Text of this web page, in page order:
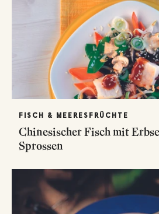
FISCH & MEERESFRÜCHTE
Chinesischer Fisch mit
Sprossen